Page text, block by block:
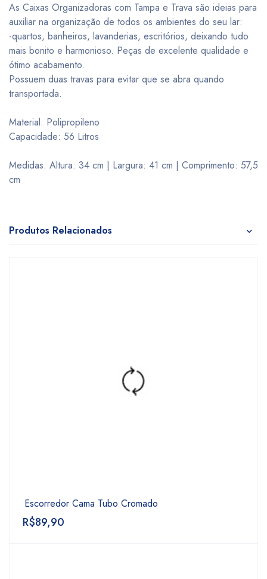
As Caixas Organizadoras com Tampa e Trava são ideias para
auxiliar na organização de todos os ambientes do seu lar:
-quartos, banheiros, lavanderias, escritórios, deixando tudo
mais bonito e harmonioso. Peças de excelente qualidade e
ótimo acabamento.
Possuem duas travas para evitar que se abra quando
transportada.
Material: Polipropileno
Capacidade: 56 Litros
Medidas: Altura: 34 cm | Largura: 41 cm | Comprimento: 57,5
cm
Produtos Relacionados
Escorredor Cama Tubo Cromado
R$89,90